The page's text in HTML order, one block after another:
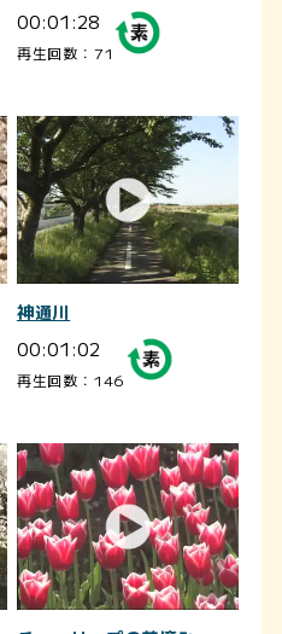
00:01:28
再生回数：71
神通川
00:01:02
再生回数：146